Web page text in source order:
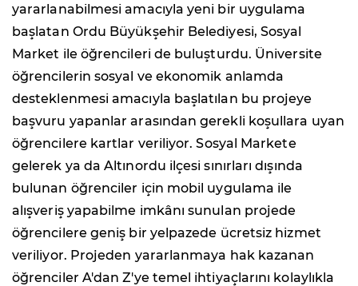
yararlanabilmesi amacıyla yeni bir uygulama
başlatan Ordu Büyükşehir Belediyesi, Sosyal
Market ile öğrencileri de buluşturdu. Üniversite
öğrencilerin sosyal ve ekonomik anlamda
desteklenmesi amacıyla başlatılan bu projeye
başvuru yapanlar arasından gerekli koşullara uyan
öğrencilere kartlar veriliyor. Sosyal Markete
gelerek ya da Altınordu ilçesi sınırları dışında
bulunan öğrenciler için mobil uygulama ile
alışveriş yapabilme imkânı sunulan projede
öğrencilere geniş bir yelpazede ücretsiz hizmet
veriliyor. Projeden yararlanmaya hak kazanan
öğrenciler A'dan Z'ye temel ihtiyaçlarını kolaylıkla